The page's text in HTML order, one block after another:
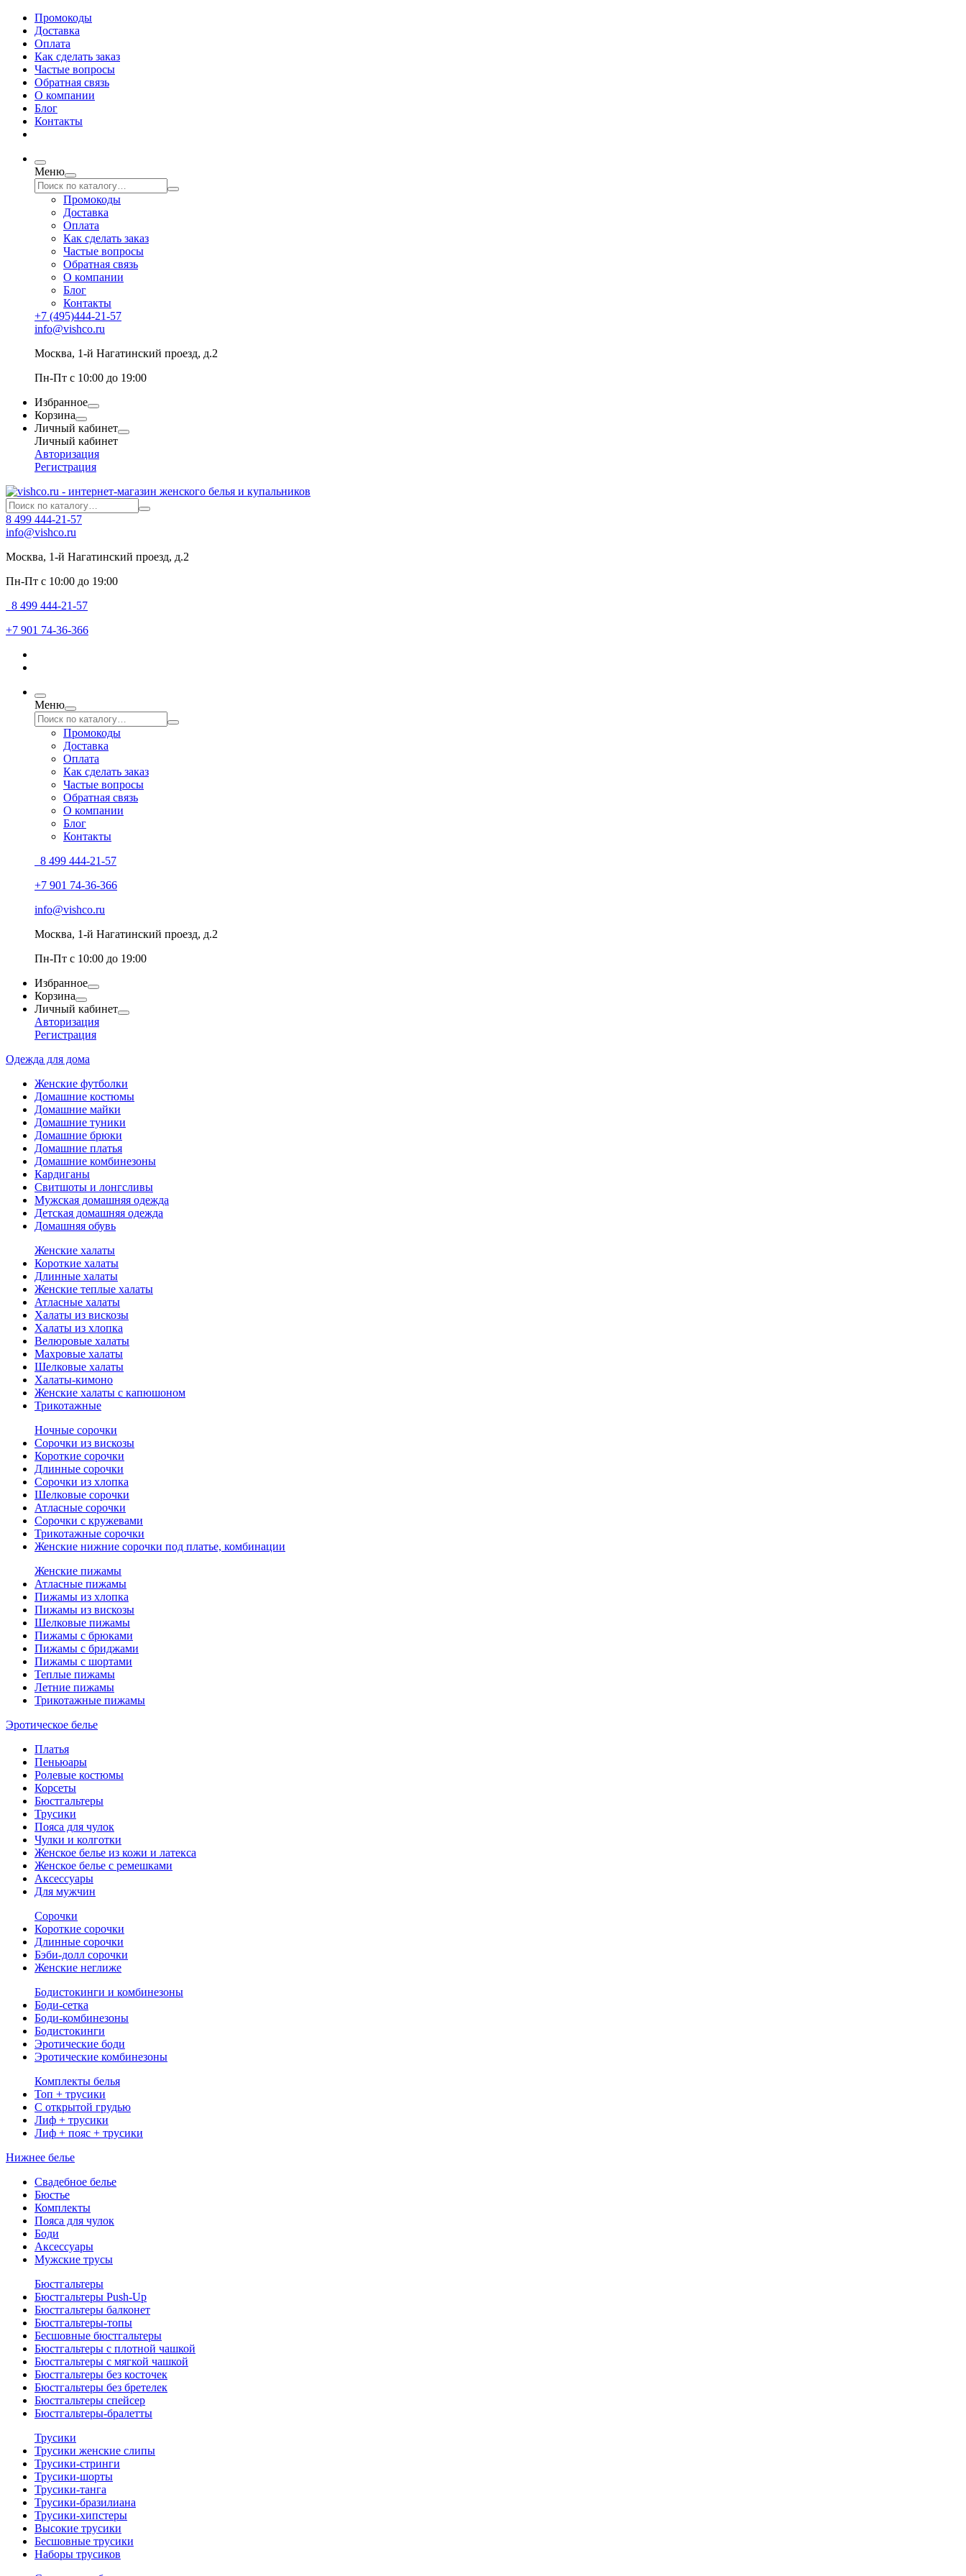
Промокоды
Доставка
Оплата
Как сделать заказ
Частые вопросы
Обратная связь
О компании
Блог
Контакты
Меню
Промокоды
Доставка
Оплата
Как сделать заказ
Частые вопросы
Обратная связь
О компании
Блог
Контакты
+7 (495)444-21-57
info@vishco.ru
Москва, 1-й Нагатинский проезд, д.2
Пн-Пт с 10:00 до 19:00
Избранное
Корзина
Личный кабинет
Личный кабинет
Авторизация
Регистрация
8 499 444-21-57
info@vishco.ru
Москва, 1-й Нагатинский проезд, д.2
Пн-Пт с 10:00 до 19:00
8 499 444-21-57
+7 901 74-36-366
Меню
Промокоды
Доставка
Оплата
Как сделать заказ
Частые вопросы
Обратная связь
О компании
Блог
Контакты
8 499 444-21-57
+7 901 74-36-366
info@vishco.ru
Москва, 1-й Нагатинский проезд, д.2
Пн-Пт с 10:00 до 19:00
Избранное
Корзина
Личный кабинет
Авторизация
Регистрация
Одежда для дома
Женские футболки
Домашние костюмы
Домашние майки
Домашние туники
Домашние брюки
Домашние платья
Домашние комбинезоны
Кардиганы
Свитшоты и лонгсливы
Мужская домашняя одежда
Детская домашняя одежда
Домашняя обувь
Женские халаты
Короткие халаты
Длинные халаты
Женские теплые халаты
Атласные халаты
Халаты из вискозы
Халаты из хлопка
Велюровые халаты
Махровые халаты
Шелковые халаты
Халаты-кимоно
Женские халаты с капюшоном
Трикотажные
Ночные сорочки
Сорочки из вискозы
Короткие сорочки
Длинные сорочки
Сорочки из хлопка
Шелковые сорочки
Атласные сорочки
Сорочки с кружевами
Трикотажные сорочки
Женские нижние сорочки под платье, комбинации
Женские пижамы
Атласные пижамы
Пижамы из хлопка
Пижамы из вискозы
Шелковые пижамы
Пижамы с брюками
Пижамы с бриджами
Пижамы с шортами
Теплые пижамы
Летние пижамы
Трикотажные пижамы
Эротическое белье
Платья
Пеньюары
Ролевые костюмы
Корсеты
Бюстгальтеры
Трусики
Пояса для чулок
Чулки и колготки
Женское белье из кожи и латекса
Женское белье с ремешками
Аксессуары
Для мужчин
Сорочки
Короткие сорочки
Длинные сорочки
Бэби-долл сорочки
Женские неглиже
Бодистокинги и комбинезоны
Боди-сетка
Боди-комбинезоны
Бодистокинги
Эротические боди
Эротические комбинезоны
Комплекты белья
Топ + трусики
С открытой грудью
Лиф + трусики
Лиф + пояс + трусики
Нижнее белье
Свадебное белье
Бюстье
Комплекты
Пояса для чулок
Боди
Аксессуары
Мужские трусы
Бюстгальтеры
Бюстгальтеры Push-Up
Бюстгальтеры балконет
Бюстгальтеры-топы
Бесшовные бюстгальтеры
Бюстгальтеры с плотной чашкой
Бюстгальтеры с мягкой чашкой
Бюстгальтеры без косточек
Бюстгальтеры без бретелек
Бюстгальтеры спейсер
Бюстгальтеры-бралетты
Трусики
Трусики женские слипы
Трусики-стринги
Трусики-шорты
Трусики-танга
Трусики-бразилиана
Трусики-хипстеры
Высокие трусики
Бесшовные трусики
Наборы трусиков